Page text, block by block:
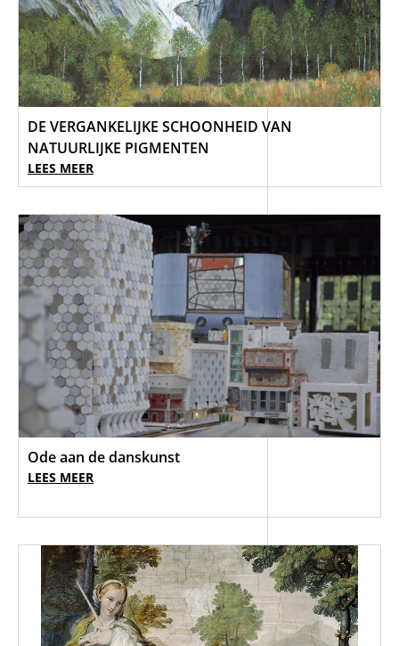
DE VERGANKELIJKE SCHOONHEID VAN
NATUURLIJKE PIGMENTEN
LEES MEER
Ode aan de danskunst
LEES MEER